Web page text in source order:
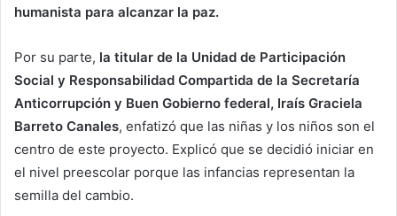
humanista para alcanzar la paz.
Por su parte, la titular de la Unidad de Participación
Social y Responsabilidad Compartida de la Secretaría
Anticorrupción y Buen Gobierno federal, Iraís Graciela
Barreto Canales, enfatizó que las niñas y los niños son el
centro de este proyecto. Explicó que se decidió iniciar en
el nivel preescolar porque las infancias representan la
semilla del cambio.